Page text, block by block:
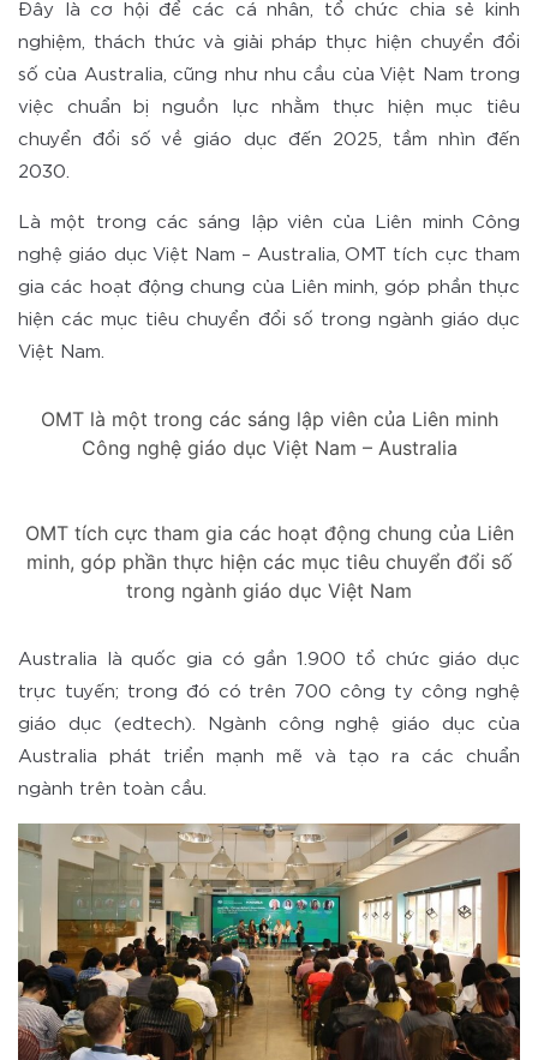
Đây là cơ hội để các cá nhân, tổ chức chia sẻ kinh
nghiệm, thách thức và giải pháp thực hiện chuyển đổi
số của Australia, cũng như nhu cầu của Việt Nam trong
việc chuẩn bị nguồn lực nhằm thực hiện mục tiêu
chuyển đổi số về giáo dục đến 2025, tầm nhìn đến
2030.
Là một trong các sáng lập viên của Liên minh Công
nghệ giáo dục Việt Nam – Australia, OMT tích cực tham
gia các hoạt động chung của Liên minh, góp phần thực
hiện các mục tiêu chuyển đổi số trong ngành giáo dục
Việt Nam.
OMT là một trong các sáng lập viên của Liên minh
Công nghệ giáo dục Việt Nam – Australia
OMT tích cực tham gia các hoạt động chung của Liên
minh, góp phần thực hiện các mục tiêu chuyển đổi số
trong ngành giáo dục Việt Nam
Australia là quốc gia có gần 1.900 tổ chức giáo dục
trực tuyến; trong đó có trên 700 công ty công nghệ
giáo dục (edtech). Ngành công nghệ giáo dục của
Australia phát triển mạnh mẽ và tạo ra các chuẩn
ngành trên toàn cầu.